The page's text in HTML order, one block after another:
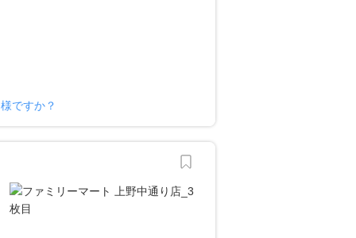
ですか？